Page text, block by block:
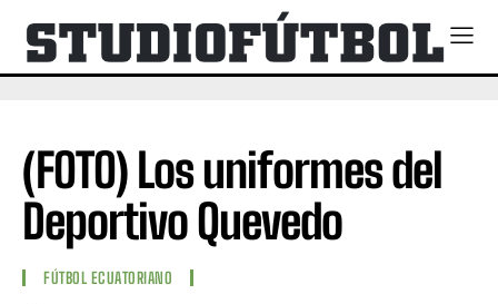
(FOTO) Los uniformes del
Deportivo Quevedo
FÚTBOL ECUATORIANO